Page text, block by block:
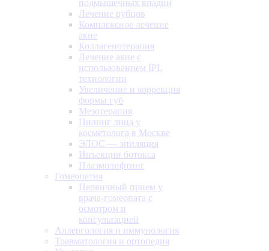
подмышечных впадин
Лечение рубцов
Комплексное лечение
акне
Коллагенотерапия
Лечение акне с
использованием IPL
технологии
Увеличение и коррекция
формы губ
Мезотерапия
Пилинг лица у
косметолога в Москве
ЭЛОС — эпиляция
Инъекции ботокса
Плазмолифтинг
Гомеопатия
Первичный прием у
врача-гомеопата с
осмотром и
консультацией
Аллергология и иммунология
Травматология и ортопедия